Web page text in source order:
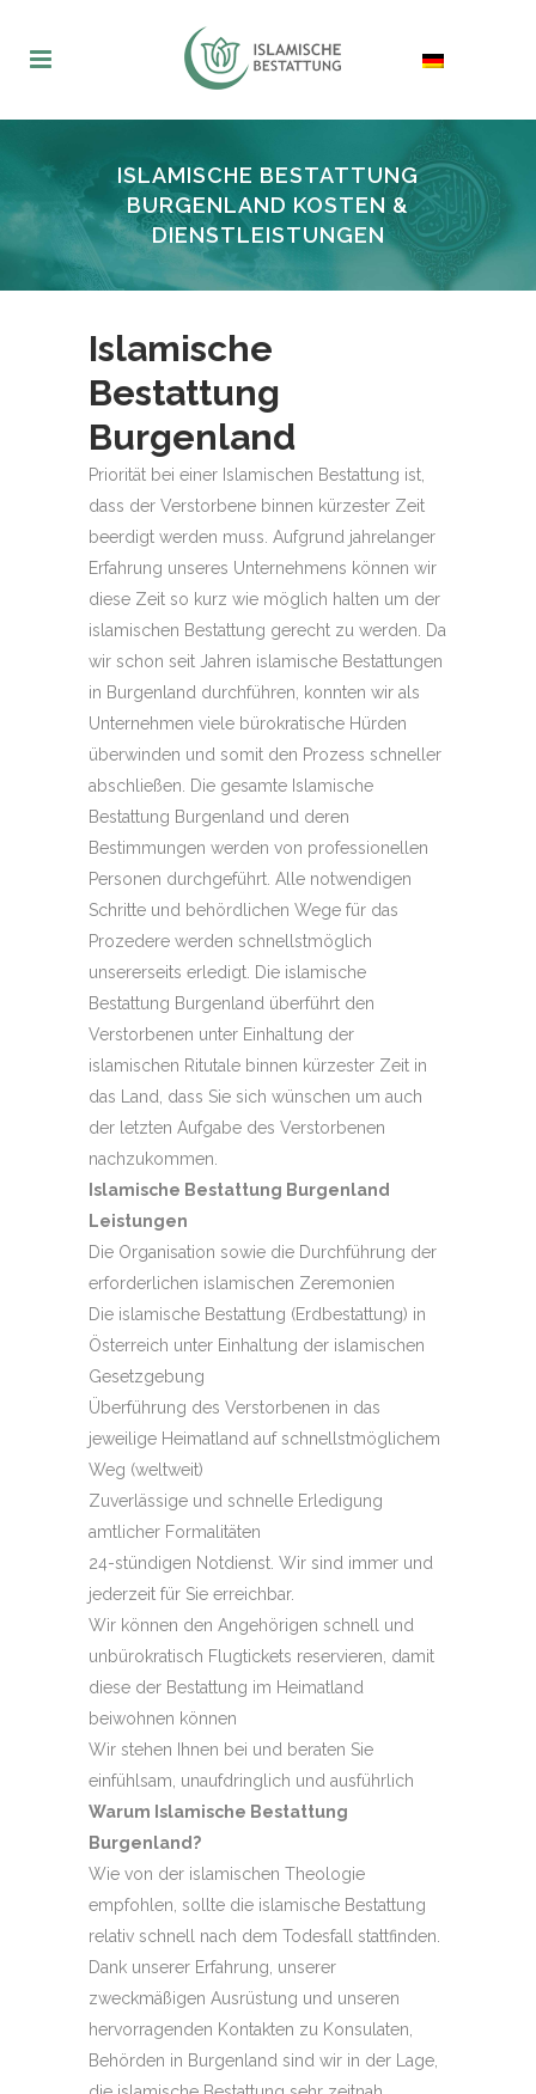
ISLAMISCHE BESTATTUNG
BURGENLAND KOSTEN &
DIENSTLEISTUNGEN
Islamische
Bestattung
Burgenland
Priorität bei einer Islamischen Bestattung ist,
dass der Verstorbene binnen kürzester Zeit
beerdigt werden muss. Aufgrund jahrelanger
Erfahrung unseres Unternehmens können wir
diese Zeit so kurz wie möglich halten um der
islamischen Bestattung gerecht zu werden. Da
wir schon seit Jahren islamische Bestattungen
in Burgenland durchführen, konnten wir als
Unternehmen viele bürokratische Hürden
überwinden und somit den Prozess schneller
abschließen. Die gesamte Islamische
Bestattung Burgenland und deren
Bestimmungen werden von professionellen
Personen durchgeführt. Alle notwendigen
Schritte und behördlichen Wege für das
Prozedere werden schnellstmöglich
unsererseits erledigt. Die islamische
Bestattung Burgenland überführt den
Verstorbenen unter Einhaltung der
islamischen Ritutale binnen kürzester Zeit in
das Land, dass Sie sich wünschen um auch
der letzten Aufgabe des Verstorbenen
nachzukommen.
Islamische Bestattung Burgenland
Leistungen
Die Organisation sowie die Durchführung der
erforderlichen islamischen Zeremonien
Die islamische Bestattung (Erdbestattung) in
Österreich unter Einhaltung der islamischen
Gesetzgebung
Überführung des Verstorbenen in das
jeweilige Heimatland auf schnellstmöglichem
Weg (weltweit)
Zuverlässige und schnelle Erledigung
amtlicher Formalitäten
24-stündigen Notdienst. Wir sind immer und
jederzeit für Sie erreichbar.
Wir können den Angehörigen schnell und
unbürokratisch Flugtickets reservieren, damit
diese der Bestattung im Heimatland
beiwohnen können
Wir stehen Ihnen bei und beraten Sie
einfühlsam, unaufdringlich und ausführlich
Warum Islamische Bestattung
Burgenland?
Wie von der islamischen Theologie
empfohlen, sollte die islamische Bestattung
relativ schnell nach dem Todesfall stattfinden.
Dank unserer Erfahrung, unserer
zweckmäßigen Ausrüstung und unseren
hervorragenden Kontakten zu Konsulaten,
Behörden in Burgenland sind wir in der Lage,